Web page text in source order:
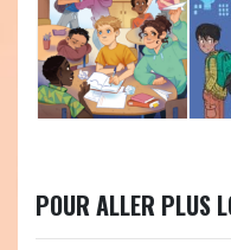
POUR ALLER PLUS